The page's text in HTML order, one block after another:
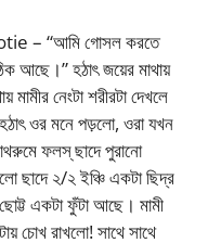
– “আমি গোসল করতে
আছে।” হঠাৎ জয়ের মাথায়
নেংটা শরীরটা দেখলে
ওর মনে পড়লো, ওরা যখন
ফলস্ ছাদে পুরানো
ছাদে ২/২ ইঞ্চি একটা ছিদ্র
একটা ফুঁটা আছে। মামী
চোখ রাখলো! সাথে সাথে